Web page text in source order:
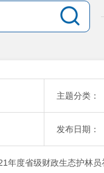
主题分类：
发布日期：
年度省级财政生态护林